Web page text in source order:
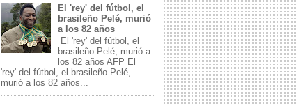
El 'rey' del fútbol, el
brasileño Pelé, murió
a los 82 años
El 'rey' del fútbol, el
brasileño Pelé, murió a
los 82 años AFP El
'rey' del fútbol, el brasileño Pelé,
murió a los 82 años...